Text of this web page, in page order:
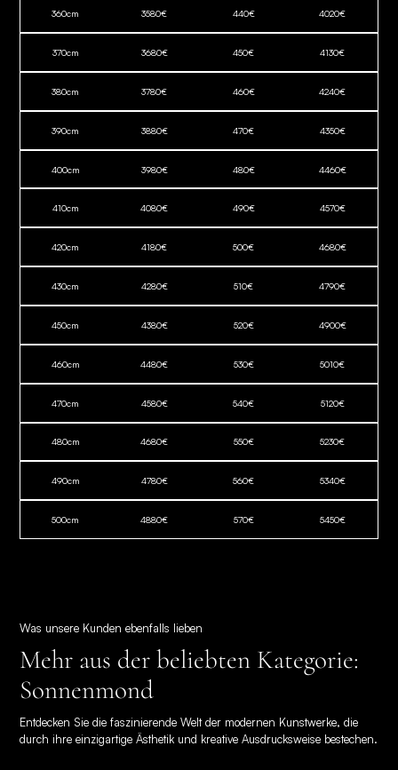
360cm 3580€ 440€ 4020€
370cm 3680€ 450€ 4130€
380cm 3780€ 460€ 4240€
390cm 3880€ 470€ 4350€
400cm 3980€ 480€ 4460€
410cm 4080€ 490€ 4570€
420cm 4180€ 500€ 4680€
430cm 4280€ 510€ 4790€
450cm 4380€ 520€ 4900€
460cm 4480€ 530€ 5010€
470cm 4580€ 540€ 5120€
480cm 4680€ 550€ 5230€
490cm 4780€ 560€ 5340€
500cm 4880€ 570€ 5450€
Was unsere Kunden ebenfalls lieben
Mehr aus der beliebten Kategorie:
Sonnenmond
Entdecken Sie die faszinierende Welt der modernen Kunstwerke, die
durch ihre einzigartige Ästhetik und kreative Ausdrucksweise bestechen.